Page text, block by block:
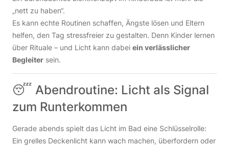
„nett zu haben“.
Es kann echte Routinen schaffen, Ängste lösen und Eltern
helfen, den Tag stressfreier zu gestalten. Denn Kinder lernen
über Rituale – und Licht kann dabei ein verlässlicher
Begleiter sein.
😴 Abendroutine: Licht als Signal
zum Runterkommen
Gerade abends spielt das Licht im Bad eine Schlüsselrolle:
Ein grelles Deckenlicht kann wach machen, überfordern oder